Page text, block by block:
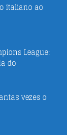
italiano ao
League:
do
vezes o